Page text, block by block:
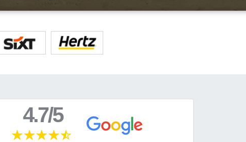
4.7/5